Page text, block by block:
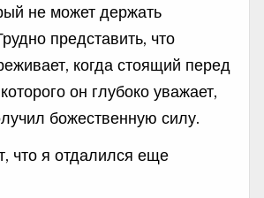
не может держать
представить, что
когда стоящий перед
он глубоко уважает,
божественную силу.
что я отдалился еще